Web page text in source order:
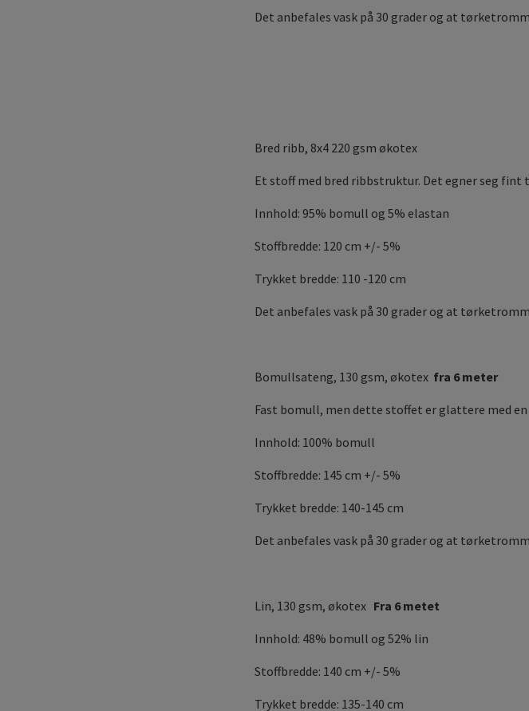
Det anbefales vask på 30 grader og at
Bred ribb, 8x4 220 gsm økotex
Et stoff med bred ribbstruktur. Det egner seg
Innhold: 95% bomull og 5% elastan
Stoffbredde: 120 cm +/- 5%
Trykket bredde: 110 -120 cm
Det anbefales vask på 30 grader og at
Bomullsateng, 130 gsm, økotex fra 6 meter
Fast bomull, men dette stoffet er glattere med
Innhold: 100% bomull
Stoffbredde: 145 cm +/- 5%
Trykket bredde: 140-145 cm
Det anbefales vask på 30 grader og at
Lin, 130 gsm, økotex Fra 6 metet
Innhold: 48% bomull og 52% lin
Stoffbredde: 140 cm +/- 5%
Trykket bredde: 135-140 cm